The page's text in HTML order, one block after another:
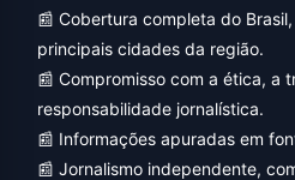
📰 Cobertura completa do
principais cidades da região.
📰 Compromisso com a ética, a
responsabilidade jornalística.
📰 Informações apuradas em
📰 Jornalismo independente,